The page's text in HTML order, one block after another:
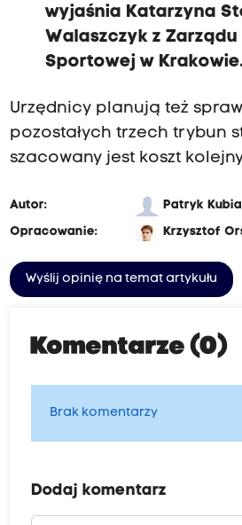
wyjaśnia Katarzyna
Walaszczyk z
Sportowej w
Urzędnicy planują też
pozostałych trzech trybun
szacowany jest koszt
Autor:
Patryk
Opracowanie:
Krzysztof
Wyślij opinię na temat artykułu
Komentarze (0)
Brak komentarzy
Dodaj komentarz